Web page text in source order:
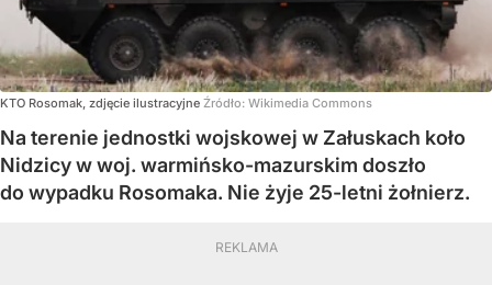
KTO Rosomak, zdjęcie ilustracyjne Źródło: Wikimedia Commons
Na terenie jednostki wojskowej w Załuskach koło
Nidzicy w woj. warmińsko-mazurskim doszło
do wypadku Rosomaka. Nie żyje 25-letni żołnierz.